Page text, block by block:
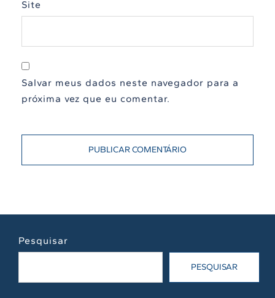
Site
Salvar meus dados neste navegador para a
próxima vez que eu comentar.
Pesquisar
PESQUISAR